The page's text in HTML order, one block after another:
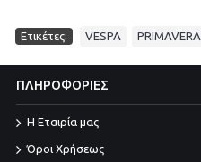
Ετικέτες: VESPA PRIMAVERA
ΠΛΗΡΟΦΟΡΙΕΣ
Η Εταιρία μας
Όροι Χρήσεως